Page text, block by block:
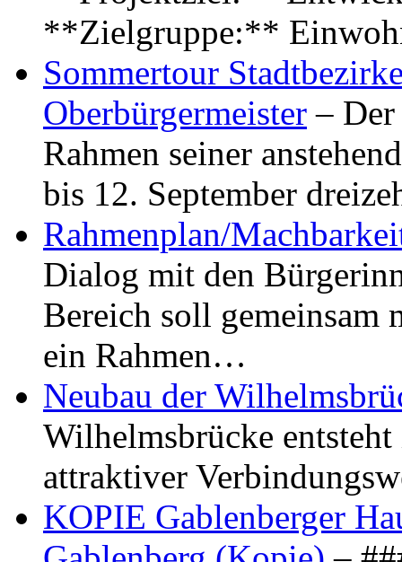
**Zielgruppe:**
Sommertour
Oberbürgermeister –
Rahmen seiner
bis 12. September
Rahmenplan/
Dialog mit den
Bereich soll gemeinsam
ein Rahmen…
Neubau der
Wilhelmsbrücke
attraktiver
KOPIE Gablenberger